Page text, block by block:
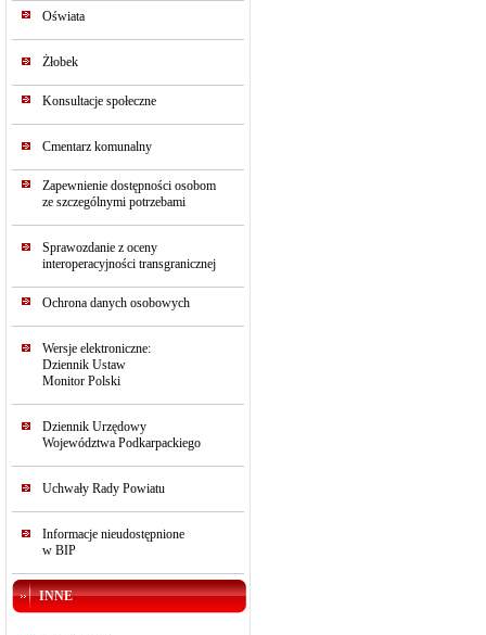
Oświata
Żłobek
Konsultacje społeczne
Cmentarz komunalny
Zapewnienie dostępności osobom
ze szczególnymi potrzebami
Sprawozdanie z oceny
interoperacyjności transgranicznej
Ochrona danych osobowych
Wersje elektroniczne:
Dziennik Ustaw
Monitor Polski
Dziennik Urzędowy
Województwa Podkarpackiego
Uchwały Rady Powiatu
Informacje nieudostępnione
w BIP
INNE